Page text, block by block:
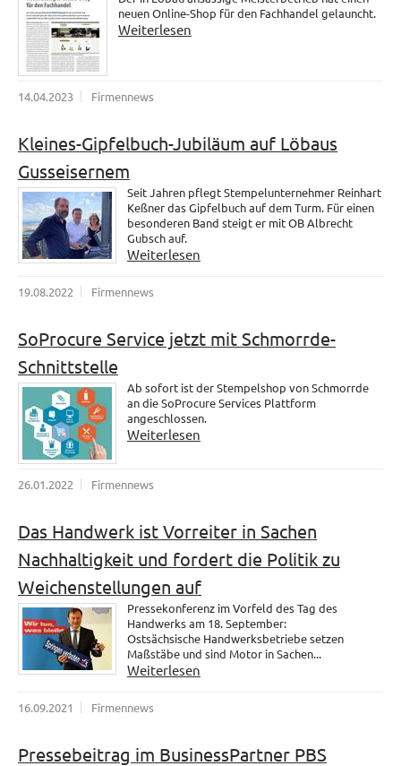
neuen Online-Shop für den Fachhandel gelauncht.
Weiterlesen
14.04.2023 Firmennews
Kleines-Gipfelbuch-Jubiläum auf Löbaus
Gusseisernem
Seit Jahren pflegt Stempelunternehmer Reinhart
Keßner das Gipfelbuch auf dem Turm. Für einen
besonderen Band steigt er mit OB Albrecht
Gubsch auf.
Weiterlesen
19.08.2022 Firmennews
SoProcure Service jetzt mit Schmorrde-
Schnittstelle
Ab sofort ist der Stempelshop von Schmorrde
an die SoProcure Services Plattform
angeschlossen.
Weiterlesen
26.01.2022 Firmennews
Das Handwerk ist Vorreiter in Sachen
Nachhaltigkeit und fordert die Politik zu
Weichenstellungen auf
Pressekonferenz im Vorfeld des Tag des
Handwerks am 18. September:
Ostsächsische Handwerksbetriebe setzen
Maßstäbe und sind Motor in Sachen...
Weiterlesen
16.09.2021 Firmennews
Pressebeitrag im BusinessPartner PBS